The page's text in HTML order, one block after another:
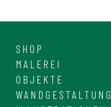
SHOP
MALEREI
OBJEKTE
WANDGESTALTUNG